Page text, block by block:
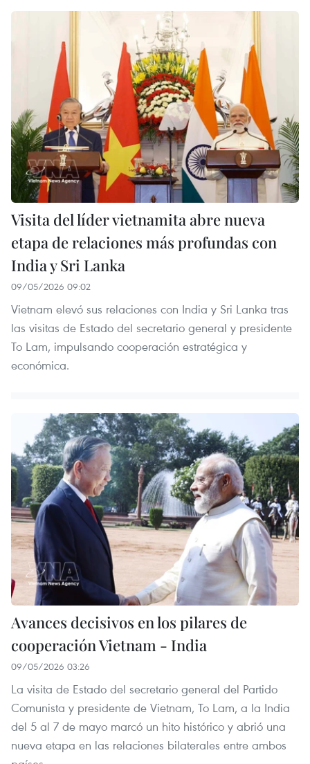
Visita del líder vietnamita abre nueva
etapa de relaciones más profundas con
India y Sri Lanka
09/05/2026 09:02
Vietnam elevó sus relaciones con India y Sri Lanka tras
las visitas de Estado del secretario general y presidente
To Lam, impulsando cooperación estratégica y
económica.
Avances decisivos en los pilares de
cooperación Vietnam - India
09/05/2026 03:26
La visita de Estado del secretario general del Partido
Comunista y presidente de Vietnam, To Lam, a la India
del 5 al 7 de mayo marcó un hito histórico y abrió una
nueva etapa en las relaciones bilaterales entre ambos